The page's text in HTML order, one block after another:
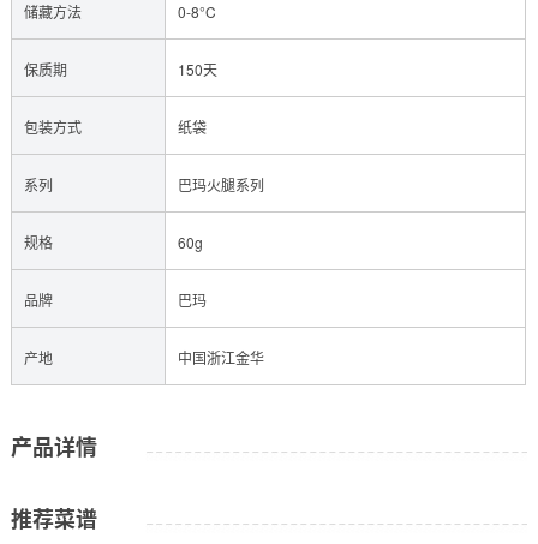
储藏方法 0-8°C
保质期 150天
包装方式 纸袋
系列 巴玛火腿系列
规格 60g
品牌 巴玛
产地 中国浙江金华
产品详情
推荐菜谱